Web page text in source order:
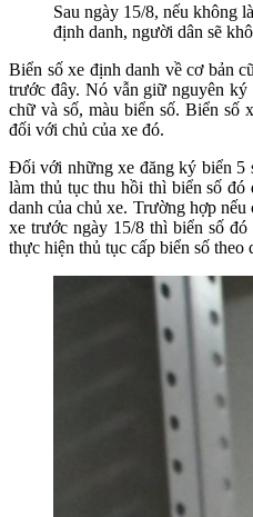
Sau ngày 15/8, nếu không
định danh, người dân sẽ
Biển số xe định danh về cơ bản
trước đây. Nó vẫn giữ nguyên ký
chữ và số, màu biển số. Biển số
đối với chủ của xe đó.
Đối với những xe đăng ký biển 5
làm thủ tục thu hồi thì biển số đó
danh của chủ xe. Trường hợp
xe trước ngày 15/8 thì biển số
thực hiện thủ tục cấp biển số theo